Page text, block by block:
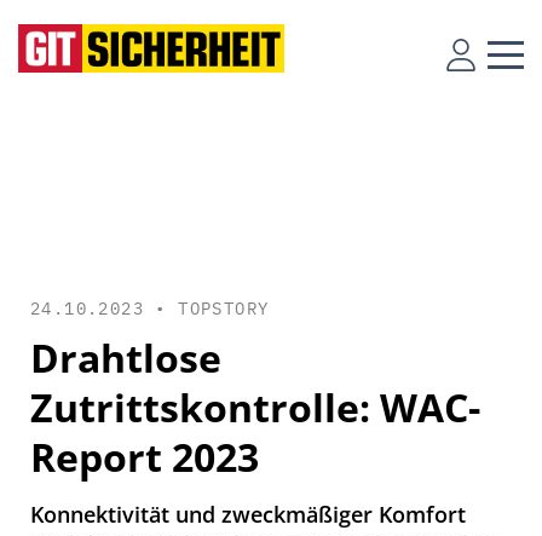
24.10.2023 •TOPSTORY
Drahtlose
Zutrittskontrolle: WAC-
Report 2023
Konnektivität und zweckmäßiger Komfort